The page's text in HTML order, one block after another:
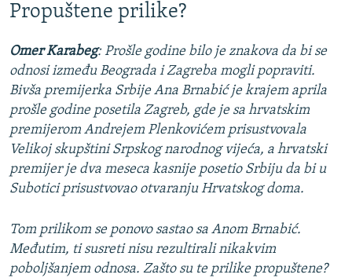
Propuštene prilike?
Omer Karabeg: Prošle godine bilo je znakova da bi se
odnosi između Beograda i Zagreba mogli popraviti.
Bivša premijerka Srbije Ana Brnabić je krajem aprila
prošle godine posetila Zagreb, gde je sa hrvatskim
premijerom Andrejem Plenkovićem prisustvovala
Velikoj skupštini Srpskog narodnog vijeća, a hrvatski
premijer je dva meseca kasnije posetio Srbiju da bi u
Subotici prisustvovao otvaranju Hrvatskog doma.
Tom prilikom se ponovo sastao sa Anom Brnabić.
Međutim, ti susreti nisu rezultirali nikakvim
poboljšanjem odnosa. Zašto su te prilike propuštene?